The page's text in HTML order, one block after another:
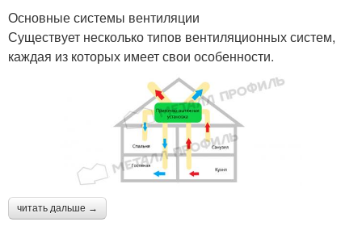
Основные системы вентиляции
Существует несколько типов вентиляционных систем,
каждая из которых имеет свои особенности.
читать дальше →